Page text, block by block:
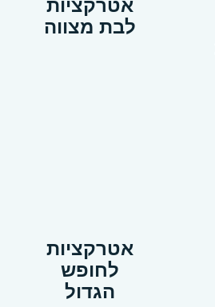
אטרקציות
לבת מצווה
אטרקציות
לחופש
הגדול